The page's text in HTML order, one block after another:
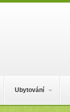
Ubytování